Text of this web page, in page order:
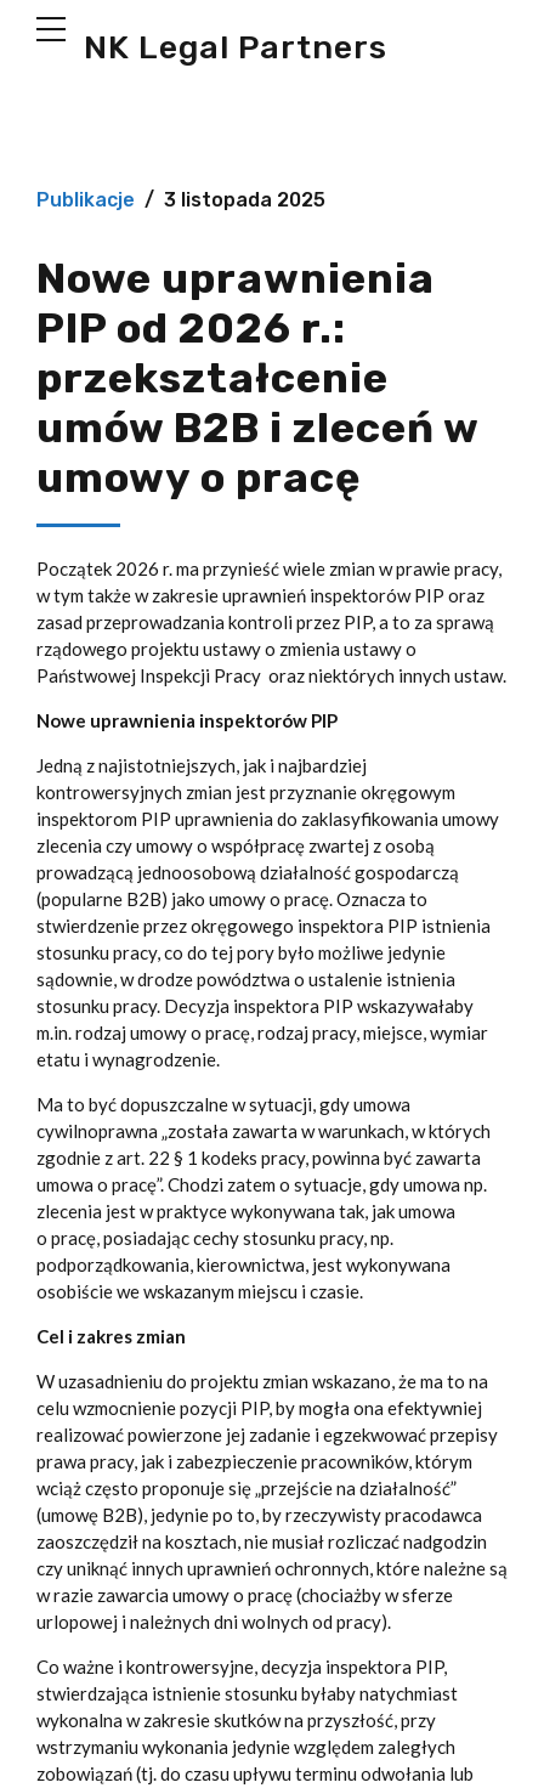
NK Legal Partners
Publikacje 3 listopada 2025
Nowe uprawnienia
PIP od 2026 r.:
przekształcenie
umów B2B i zleceń w
umowy o pracę
Początek 2026 r. ma przynieść wiele zmian w prawie pracy,
w tym także w zakresie uprawnień inspektorów PIP oraz
zasad przeprowadzania kontroli przez PIP, a to za sprawą
rządowego projektu ustawy o zmienia ustawy o
Państwowej Inspekcji Pracy oraz niektórych innych ustaw.
Nowe uprawnienia inspektorów PIP
Jedną z najistotniejszych, jak i najbardziej
kontrowersyjnych zmian jest przyznanie okręgowym
inspektorom PIP uprawnienia do zaklasyfikowania umowy
zlecenia czy umowy o współpracę zwartej z osobą
prowadzącą jednoosobową działalność gospodarczą
(popularne B2B) jako umowy o pracę. Oznacza to
stwierdzenie przez okręgowego inspektora PIP istnienia
stosunku pracy, co do tej pory było możliwe jedynie
sądownie, w drodze powództwa o ustalenie istnienia
stosunku pracy. Decyzja inspektora PIP wskazywałaby
m.in. rodzaj umowy o pracę, rodzaj pracy, miejsce, wymiar
etatu i wynagrodzenie.
Ma to być dopuszczalne w sytuacji, gdy umowa
cywilnoprawna „została zawarta w warunkach, w których
zgodnie z art. 22 § 1 kodeks pracy, powinna być zawarta
umowa o pracę”. Chodzi zatem o sytuacje, gdy umowa np.
zlecenia jest w praktyce wykonywana tak, jak umowa
o pracę, posiadając cechy stosunku pracy, np.
podporządkowania, kierownictwa, jest wykonywana
osobiście we wskazanym miejscu i czasie.
Cel i zakres zmian
W uzasadnieniu do projektu zmian wskazano, że ma to na
celu wzmocnienie pozycji PIP, by mogła ona efektywniej
realizować powierzone jej zadanie i egzekwować przepisy
prawa pracy, jak i zabezpieczenie pracowników, którym
wciąż często proponuje się „przejście na działalność”
(umowę B2B), jedynie po to, by rzeczywisty pracodawca
zaoszczędził na kosztach, nie musiał rozliczać nadgodzin
czy uniknąć innych uprawnień ochronnych, które należne są
w razie zawarcia umowy o pracę (chociażby w sferze
urlopowej i należnych dni wolnych od pracy).
Co ważne i kontrowersyjne, decyzja inspektora PIP,
stwierdzająca istnienie stosunku byłaby natychmiast
wykonalna w zakresie skutków na przyszłość, przy
wstrzymaniu wykonania jedynie względem zaległych
zobowiązań (tj. do czasu upływu terminu odwołania lub